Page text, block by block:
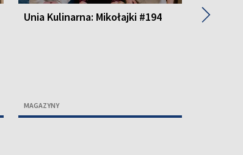
Unia Kulinarna: Mikołajki #194
MAGAZYNY
Unia
▶